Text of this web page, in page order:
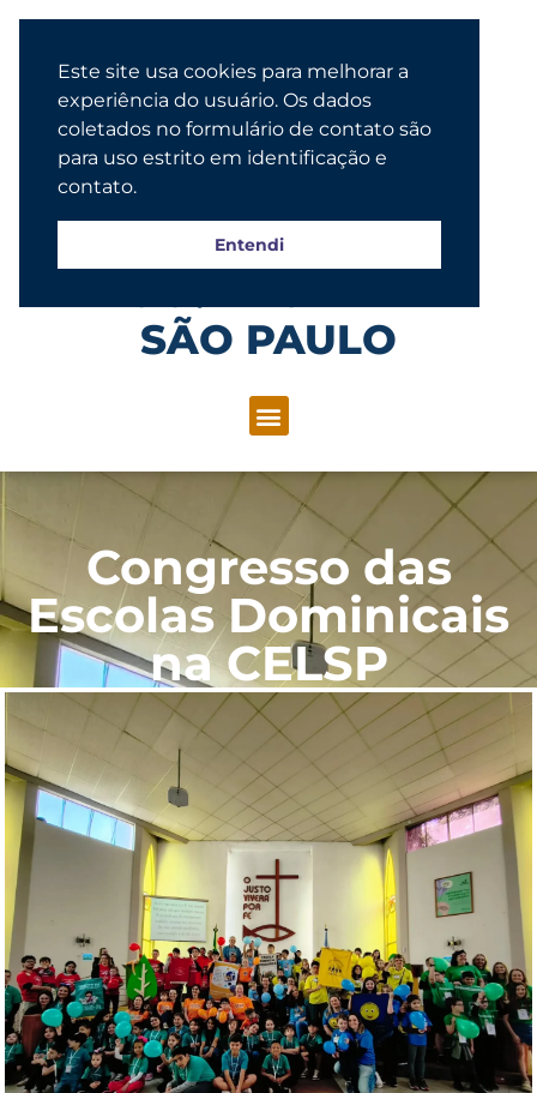
SÃO PAULO
Congresso das
Escolas Dominicais
na CELSP
Este site usa cookies para melhorar a
experiência do usuário. Os dados
coletados no formulário de contato são
para uso estrito em identificação e
contato.
Entendi